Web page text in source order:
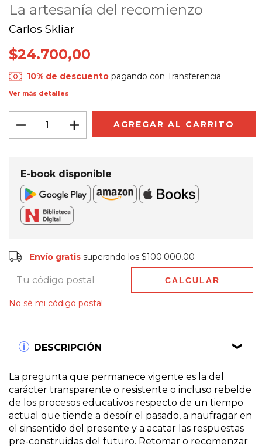
La artesanía del recomienzo
Carlos Skliar
$24.700,00
10% de descuento pagando con Transferencia
Ver más detalles
E-book disponible
Envío gratis
Entregas para el CP: CAMBIAR CP
Envío gratis superando los$100.000,00
CALCULAR
No sé mi código postal
DESCRIPCIÓN
La pregunta que permanece vigente es la del
carácter transparente o resistente o incluso rebelde
de los procesos educativos respecto de un tiempo
actual que tiende a desoír el pasado, a naufragar en
el sinsentido del presente y a acatar las respuestas
pre-construidas del futuro. Retomar o recomenzar